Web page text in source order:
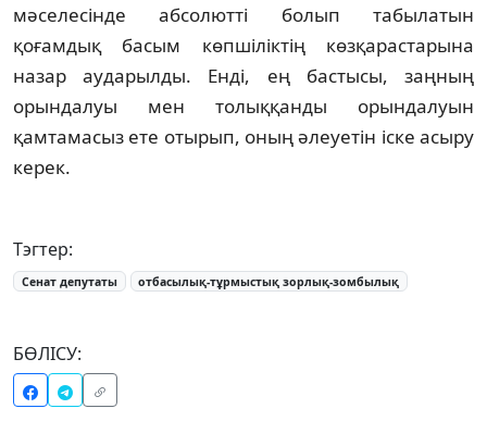
мәселесінде абсолютті болып та­былатын
қоғамдық басым көпшіліктің көз­қарастарына
назар аударылды. Енді, ең бас­тысы, заңның
орындалуы мен толық­қан­ды орындалуын
қамтамасыз ете отырып, оның әлеуетін іске асыру
керек.
Тэгтер:
Сенат депутаты отбасылық-тұрмыстық зорлық-зомбылық
БӨЛІСУ: